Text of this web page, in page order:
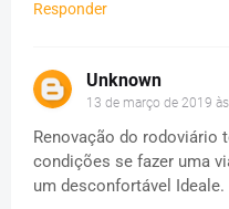
Responder
Unknown
13 de março de 2019
Renovação do rodoviário
condições se fazer uma
um desconfortável Ideale.